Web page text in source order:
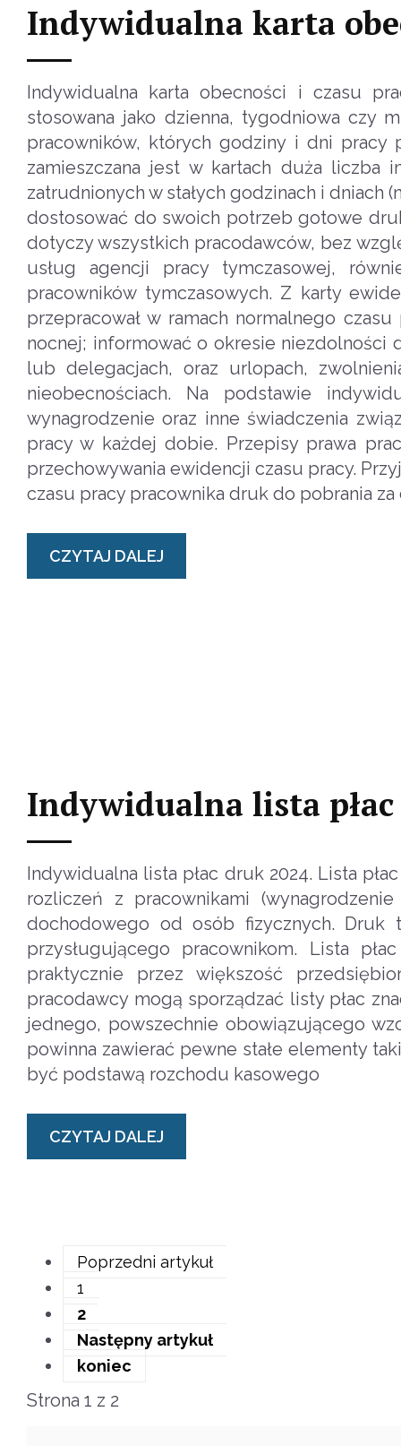
Indywidualna karta
Indywidualna karta obecności i czasu
stosowana jako dzienna, tygodniowa czy
pracowników, których godziny i dni pracy
zamieszczana jest w kartach duża liczba
zatrudnionych w stałych godzinach i dniach
dostosować do swoich potrzeb gotowe
dotyczy wszystkich pracodawców, bez
usług agencji pracy tymczasowej,
pracowników tymczasowych. Z karty
przepracował w ramach normalnego
nocnej; informować o okresie niezdolności
lub delegacjach, oraz urlopach,
nieobecnościach. Na podstawie
wynagrodzenie oraz inne świadczenia
pracy w każdej dobie. Przepisy prawa
przechowywania ewidencji czasu pracy.
czasu pracy pracownika druk do pobrania za
CZYTAJ DALEJ
Indywidualna lista płac
Indywidualna lista płac druk 2024. Lista
rozliczeń z pracownikami
dochodowego od osób fizycznych. Druk
przysługującego pracownikom. Lista
praktycznie przez większość
pracodawcy mogą sporządzać listy płac
jednego, powszechnie obowiązującego
powinna zawierać pewne stałe elementy
być podstawą rozchodu kasowego
CZYTAJ DALEJ
Poprzedni artykuł
1
2
Następny artykuł
koniec
Strona 1 z 2